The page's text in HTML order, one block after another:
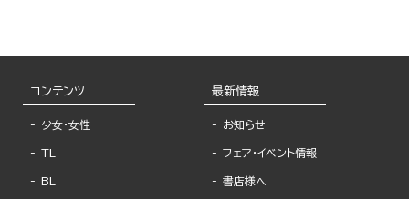
コンテンツ
少女・女性
TL
BL
最新情報
お知らせ
フェア・イベント情報
書店様へ